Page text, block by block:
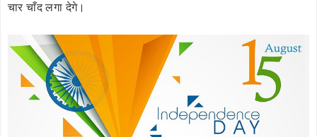
चार चाँद लगा देगे।